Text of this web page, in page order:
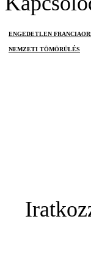
ENGEDETLEN
NEMZETI TÖMÖRÜLÉS